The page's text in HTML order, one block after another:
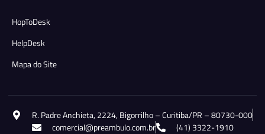
HopToDesk
HelpDesk
Mapa do Site
R. Padre Anchieta, 2224, Bigorrilho – Curitiba/PR – 80730-000
comercial@preambulo.com.br
(41) 3322-1910